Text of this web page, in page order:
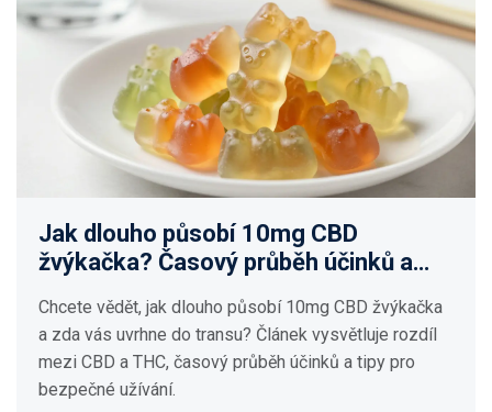
Jak dlouho působí 10mg CBD
žvýkačka? Časový průběh účinků a
Chcete vědět, jak dlouho působí 10mg CBD žvýkačka
a zda vás uvrhne do transu? Článek vysvětluje rozdíl
mezi CBD a THC, časový průběh účinků a tipy pro
bezpečné užívání.